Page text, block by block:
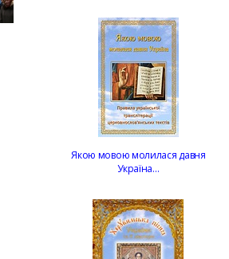
Якою мовою молилася давня
Україна…